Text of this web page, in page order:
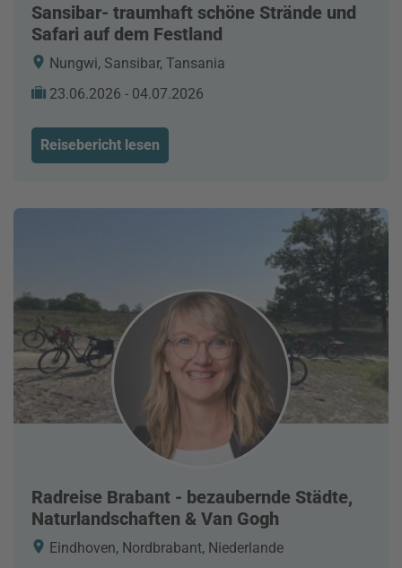
Sansibar- traumhaft schöne Strände und
Safari auf dem Festland
Nungwi, Sansibar, Tansania
23.06.2026 - 04.07.2026
Reisebericht lesen
Radreise Brabant - bezaubernde Städte,
Naturlandschaften & Van Gogh
Eindhoven, Nordbrabant, Niederlande